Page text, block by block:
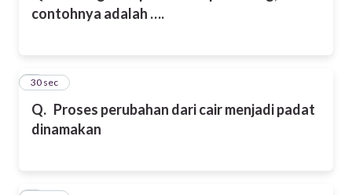
contohnya adalah ….
Q. Proses perubahan dari cair menjadi padat
dinamakan
6
30 sec